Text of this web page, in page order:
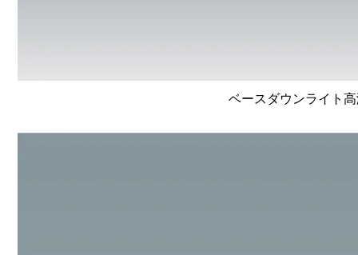
ベースダウンライト